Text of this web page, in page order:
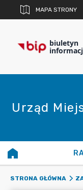
MAPA STRONY
biuletyn
Urząd
STRONA GŁÓWNA